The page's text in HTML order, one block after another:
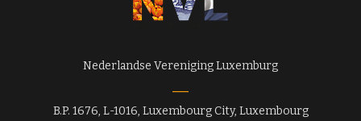
Nederlandse Vereniging Luxemburg
B.P. 1676, L-1016, Luxembourg City, Luxembourg